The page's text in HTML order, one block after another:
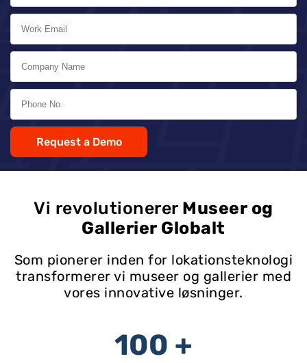
Request a Demo
Vi revolutionerer Museer og
Gallerier Globalt
Som pionerer inden for lokationsteknologi
transformerer vi museer og gallerier med
vores innovative løsninger.
100 +